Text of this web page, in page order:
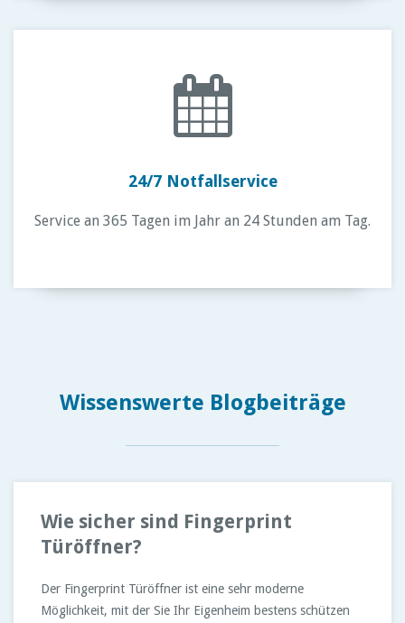
24/7 Notfallservice
Service an 365 Tagen im Jahr an 24 Stunden am Tag.
Wissenswerte Blogbeiträge
Wie sicher sind Fingerprint
Türöffner?
Der Fingerprint Türöffner ist eine sehr moderne
Möglichkeit, mit der Sie Ihr Eigenheim bestens schützen